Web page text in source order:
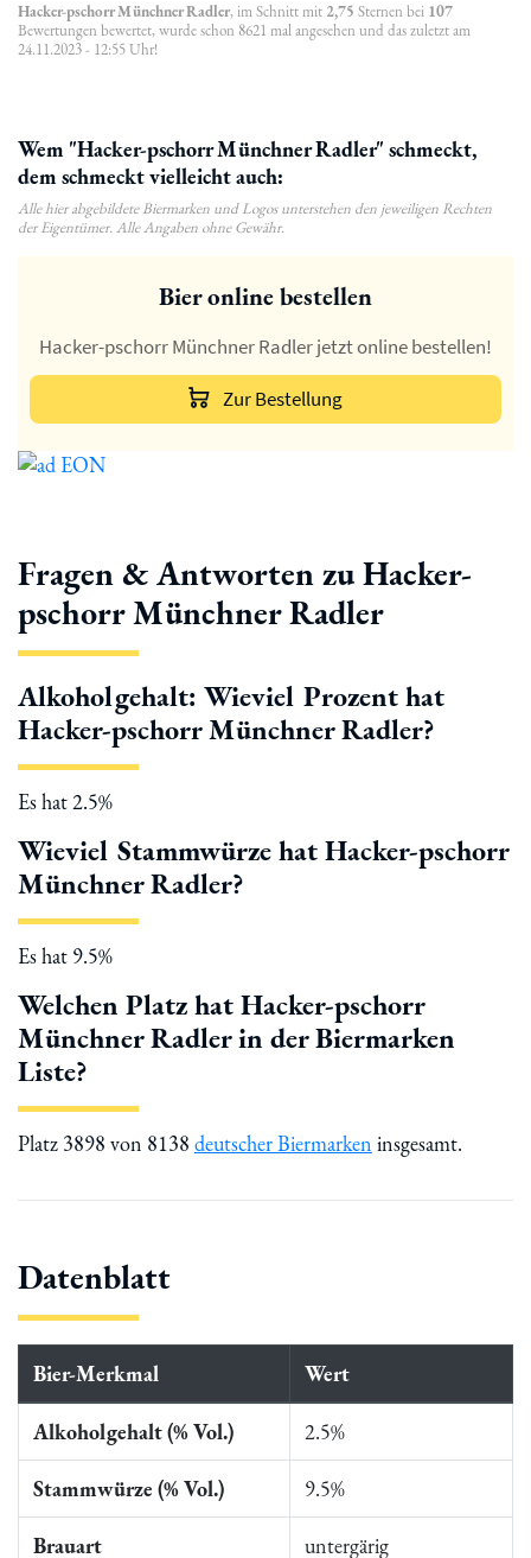
Hacker-pschorr Münchner Radler, im Schnitt mit 2,75 Sternen bei 107
Bewertungen bewertet, wurde schon 8621 mal angesehen und das zuletzt am
24.11.2023 - 12:55 Uhr!
Wem "Hacker-pschorr Münchner Radler" schmeckt,
dem schmeckt vielleicht auch:
Alle hier abgebildete Biermarken und Logos unterstehen den jeweiligen Rechten
der Eigentümer. Alle Angaben ohne Gewähr.
Bier online bestellen
Hacker-pschorr Münchner Radler jetzt online bestellen!
Zur Bestellung
Fragen & Antworten zu Hacker-
pschorr Münchner Radler
Alkoholgehalt: Wieviel Prozent hat
Hacker-pschorr Münchner Radler?
Es hat 2.5%
Wieviel Stammwürze hat Hacker-pschorr
Münchner Radler?
Es hat 9.5%
Welchen Platz hat Hacker-pschorr
Münchner Radler in der Biermarken
Liste?
Platz 3898 von 8138 deutscher Biermarken insgesamt.
Datenblatt
Bier-Merkmal Wert
Alkoholgehalt (% Vol.) 2.5%
Stammwürze (% Vol.) 9.5%
Brauart untergärig